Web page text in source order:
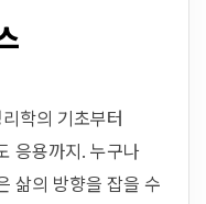
학의 기초부터
응용까지. 누구나
삶의 방향을 잡을 수